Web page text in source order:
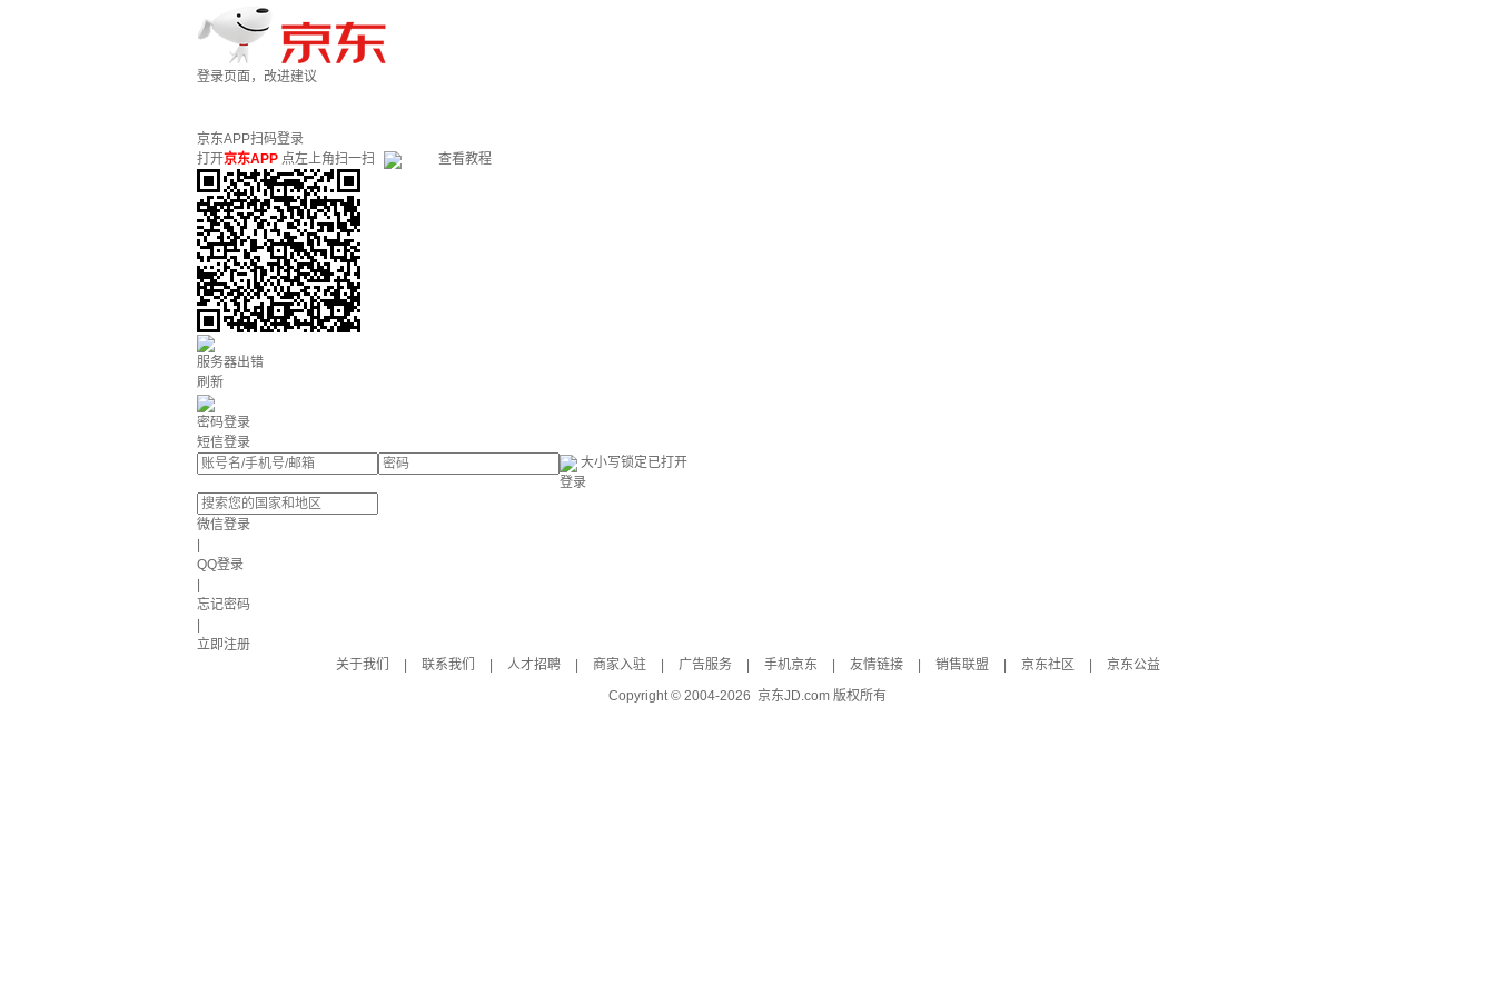
登录页面，改进建议
京东APP扫码登录
打开京东APP 点左上角扫一扫 查看教程
服务器出错
刷新
密码登录
短信登录
大小写锁定已打开
登录
微信登录
QQ登录
忘记密码
立即注册
关于我们
联系我们 人才招聘 商家入驻 广告服务 手机京东 友情链接 销售联盟 京东社区
京东公益
Copyright © 2004-2026 京东JD.com 版权所有